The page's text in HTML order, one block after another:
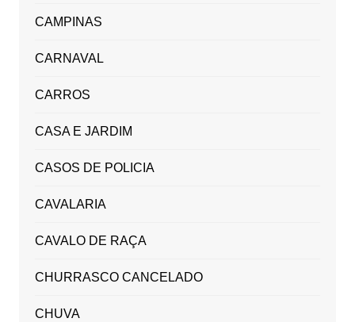
CAMPINAS
CARNAVAL
CARROS
CASA E JARDIM
CASOS DE POLICIA
CAVALARIA
CAVALO DE RAÇA
CHURRASCO CANCELADO
CHUVA